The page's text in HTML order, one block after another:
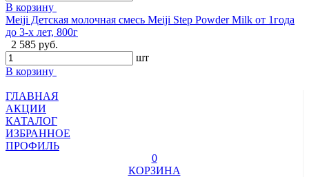
В корзину
Meiji Детская молочная смесь Meiji Step Powder Milk от 1года
до 3-х лет, 800г
2 585 руб.
шт
В корзину
ГЛАВНАЯ
АКЦИИ
КАТАЛОГ
ИЗБРАННОЕ
ПРОФИЛЬ
0
КОРЗИНА